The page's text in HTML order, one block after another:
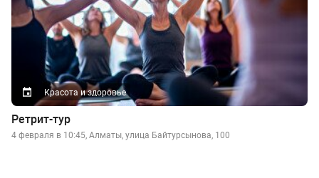
Красота и здоровье
Ретрит-тур
4 февраля в 10:45, Алматы, улица Байтурсынова, 100